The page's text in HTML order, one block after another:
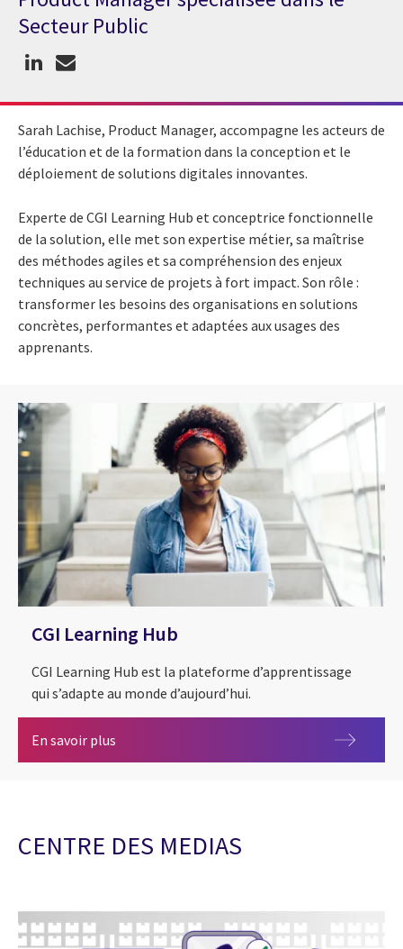
Secteur Public
Sarah Lachise, Product Manager, accompagne les acteurs de
l’éducation et de la formation dans la conception et le
déploiement de solutions digitales innovantes.
Experte de CGI Learning Hub et conceptrice fonctionnelle
de la solution, elle met son expertise métier, sa maîtrise
des méthodes agiles et sa compréhension des enjeux
techniques au service de projets à fort impact. Son rôle :
transformer les besoins des organisations en solutions
concrètes, performantes et adaptées aux usages des
apprenants.
CGI Learning Hub
CGI Learning Hub est la plateforme d’apprentissage
qui s’adapte au monde d’aujourd’hui.
En savoir plus
CENTRE DES MEDIAS